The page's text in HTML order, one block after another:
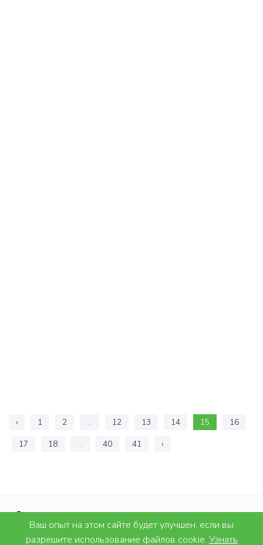
‹ 1 2 ... 12 13 14 15
16
17
18 ... 40 41 ›
Ваш опыт на этом сайте будет улучшен, если вы
разрешите использование файлов cookie. Узнать